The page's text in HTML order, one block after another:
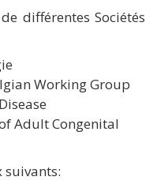
différentes Sociétés
Working Group
Adult Congenital
suivants: